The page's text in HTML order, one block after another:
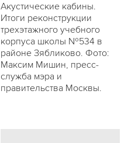
Акустические кабины.
Итоги реконструкции
трехэтажного учебного
корпуса школы №534 в
районе Зябликово. Фото:
Максим Мишин, пресс-
служба мэра и
правительства Москвы.